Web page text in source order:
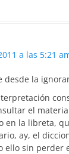
a las 5:21
desde la
el
en la libreta,
ay, el
ello sin perder